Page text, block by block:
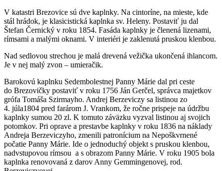
V katastri Brezovice sú dve kaplnky. Na cintoríne, na mieste, kde
stál hrádok, je klasicistická kaplnka sv. Heleny. Postaviť ju dal
Štefan Černický v roku 1854. Fasáda kaplnky je členená lizenami,
rímsami a malými oknami. V interiéri je zaklenutá pruskou klenbou.
Nad sedlovou strechou je malá drevená vežička ukončená ihlancom.
Je v nej malý zvon – umieračik.
Barokovú kaplnku Sedembolestnej Panny Márie dal pri ceste
do Brezovičky postaviť v roku 1756 Ján Gerčel, správca majetkov
grófa Tomáša Szirmayho. Andrej Berzeviczy sa listinou zo
4. júla1804 pred farárom J. Vrankom, že ročne prispeje na údržbu
kaplnky sumou 20 zl. K tomuto záväzku vyzval listinou aj svojich
potomkov. Pri oprave a prestavbe kaplnky v roku 1836 na náklady
Andreja Berzeviczyho, zmenili patronícium na Nepoškvrnené
počatie Panny Márie. Ide o jednoduchý objekt s pruskou klenbou,
nadvstupovou rímsou a s obrazom Panny Márie. V roku 1905 bola
kaplnka renovovaná z darov Anny Gemmingenovej, rod.